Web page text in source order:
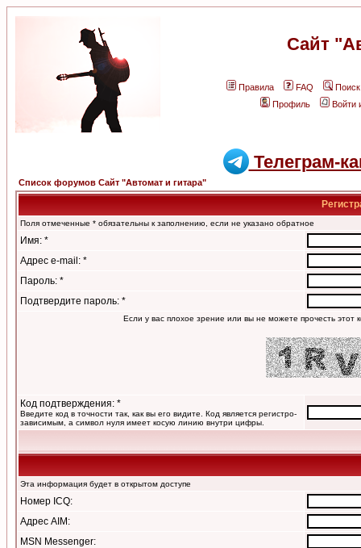
Сайт
Правила FAQ
Поиск
Профиль
Войти
Телеграм-
Список форумов Сайт "Автомат и гитара"
Поля отмеченные * обязательны к заполнению, если не указано обратное
Имя: *
Адрес e-mail: *
Пароль: *
Подтвердите пароль: *
Если у вас плохое зрение или вы не можете прочесть этот
Код подтверждения: *
Введите код в точности так, как вы его видите. Код является регистро-
зависимым, а символ нуля имеет косую линию внутри цифры.
Эта информация будет в открытом доступе
Номер ICQ:
Адрес AIM:
MSN Messenger: